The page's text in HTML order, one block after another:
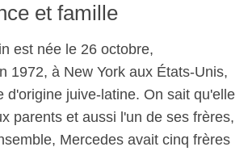
et famille
est née le 26 octobre,
1972, à New York aux États-Unis,
d'origine juive-latine. On sait qu'elle
parents et aussi l'un de ses frères,
Mercedes avait cinq frères